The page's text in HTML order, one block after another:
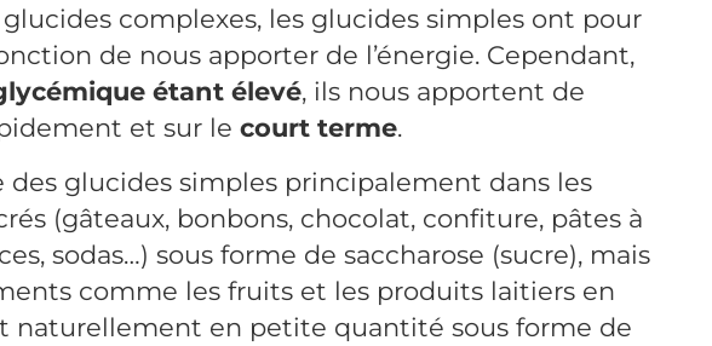
complexes, les glucides simples ont pour
de nous apporter de l’énergie. Cependant,
étant élevé, ils nous apportent de
et sur le court terme.
des glucides simples principalement dans les
(gâteaux, bonbons, chocolat, confiture, pâtes à
sodas…) sous forme de saccharose (sucre), mais
comme les fruits et les produits laitiers en
naturellement en petite quantité sous forme de